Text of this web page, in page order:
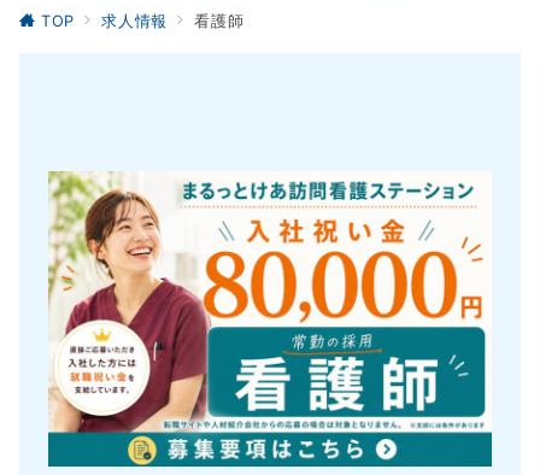
TOP 求人情報 看護師